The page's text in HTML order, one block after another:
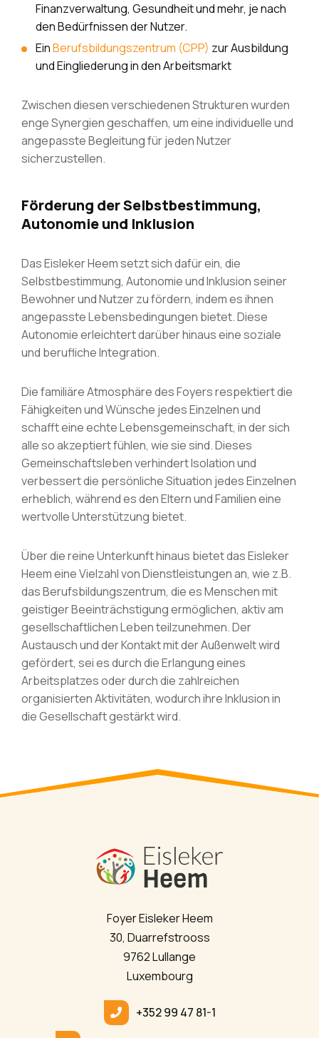
Finanzverwaltung, Gesundheit und mehr, je nach
den Bedürfnissen der Nutzer.
EinBerufsbildungszentrum (CPP) zur Ausbildung
und Eingliederung in den Arbeitsmarkt
Zwischen diesen verschiedenen Strukturen wurden
enge Synergien geschaffen, um eine individuelle und
angepasste Begleitung für jeden Nutzer
sicherzustellen.
Förderung der Selbstbestimmung,
Autonomie und Inklusion
Das Eisleker Heem setzt sich dafür ein, die
Selbstbestimmung, Autonomie und Inklusion seiner
Bewohner und Nutzer zu fördern, indem es ihnen
angepasste Lebensbedingungen bietet.Diese
Autonomie erleichtert darüber hinaus eine soziale
und berufliche Integration.
Die familiäre Atmosphäre des Foyers respektiert die
Fähigkeiten und Wünsche jedes Einzelnen und
schafft eine echte Lebensgemeinschaft, in der sich
alle so akzeptiert fühlen, wie sie sind. Dieses
Gemeinschaftsleben verhindert Isolation und
verbessert die persönliche Situation jedes Einzelnen
erheblich, während es den Eltern und Familien eine
wertvolle Unterstützung bietet.
Über die reine Unterkunft hinaus bietet das Eisleker
Heem eine Vielzahl von Dienstleistungen an, wie z.B.
das Berufsbildungszentrum, die es Menschen mit
geistiger Beeinträchstigung ermöglichen, aktiv am
gesellschaftlichen Leben teilzunehmen. Der
Austausch und der Kontakt mit der Außenwelt wird
gefördert, sei es durchdie Erlangung eines
Arbeitsplatzesoder durch die zahlreichen
organisierten Aktivitäten, wodurch ihre Inklusion in
die Gesellschaft gestärkt wird.
Foyer Eisleker Heem
30, Duarrefstrooss
9762 Lullange
Luxembourg
+352 99 47 81-1